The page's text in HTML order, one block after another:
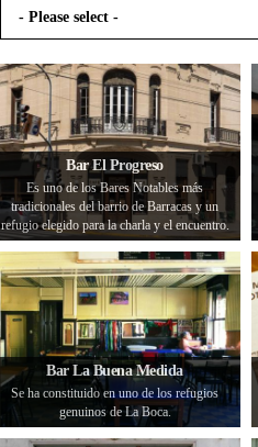
Bar El Progreso
Es uno de los Bares Notables más
tradicionales del barrio de Barracas y un
refugio elegido para la charla y el encuentro.
Bar La Buena Medida
Se ha constituido en uno de los refugios
genuinos de La Boca.